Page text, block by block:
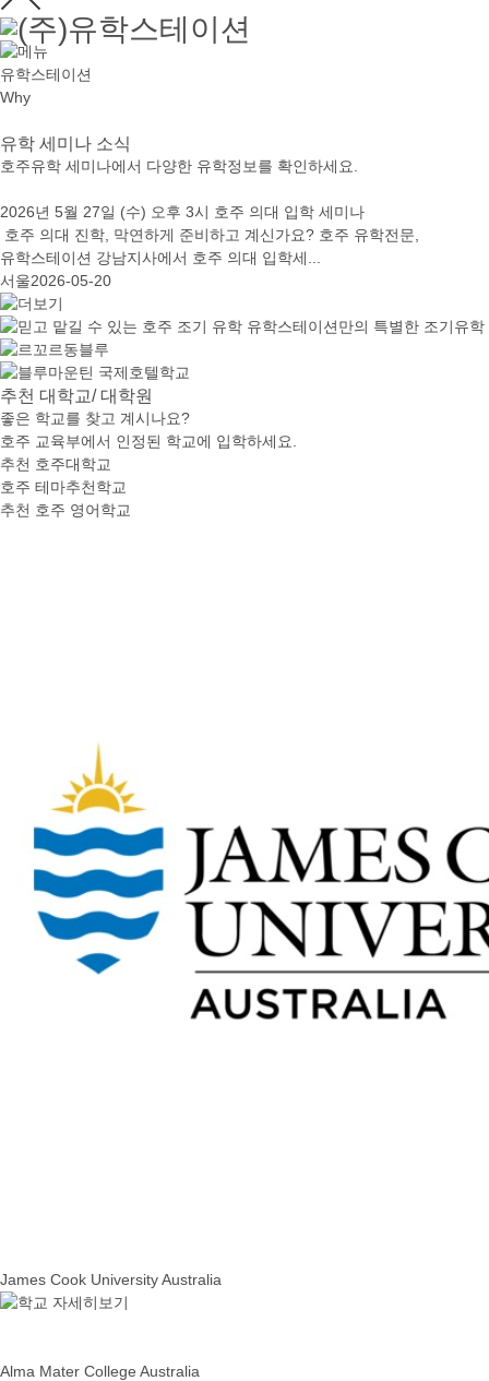
유학스테이션
Why
유학 세미나 소식
호주유학 세미나에서 다양한 유학정보를 확인하세요.
2026년 5월 27일 (수) 오후 3시 호주 의대 입학 세미나
호주 의대 진학, 막연하게 준비하고 계신가요? 호주 유학전문,
유학스테이션 강남지사에서 호주 의대 입학세...
서울2026-05-20
추천 대학교/ 대학원
좋은 학교를 찾고 계시나요?
호주 교육부에서 인정된 학교에 입학하세요.
추천 호주대학교
호주 테마추천학교
추천 호주 영어학교
James Cook University Australia
Alma Mater College Australia